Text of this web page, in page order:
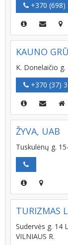
+370 (698)
KAUNO
K. Donelaičio
+370 (37)
ŽYVA, UAB
Tuskulėnų g.
TURIZMAS
Sudervės g. 14
VILNIAUS R.